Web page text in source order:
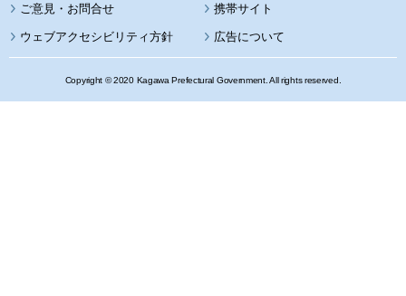
携帯サイト
ウェブアクセシビリティ方針 広告について
Copyright © 2020 Kagawa Prefectural Government. All rights reserved.